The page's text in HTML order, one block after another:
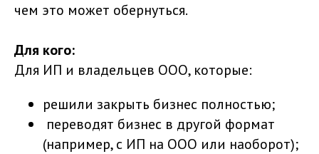
чем это может обернуться.
Для кого:
Для ИП и владельцев ООО, которые:
решили закрыть бизнес полностью;
переводят бизнес в другой формат
(например, с ИП на ООО или наоборот);